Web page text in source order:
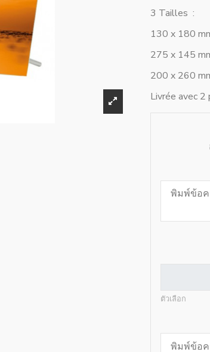
3 Tailles :
130 x 180
275 x 145
200 x 260
Livrée avec 2
ตัวเลือก